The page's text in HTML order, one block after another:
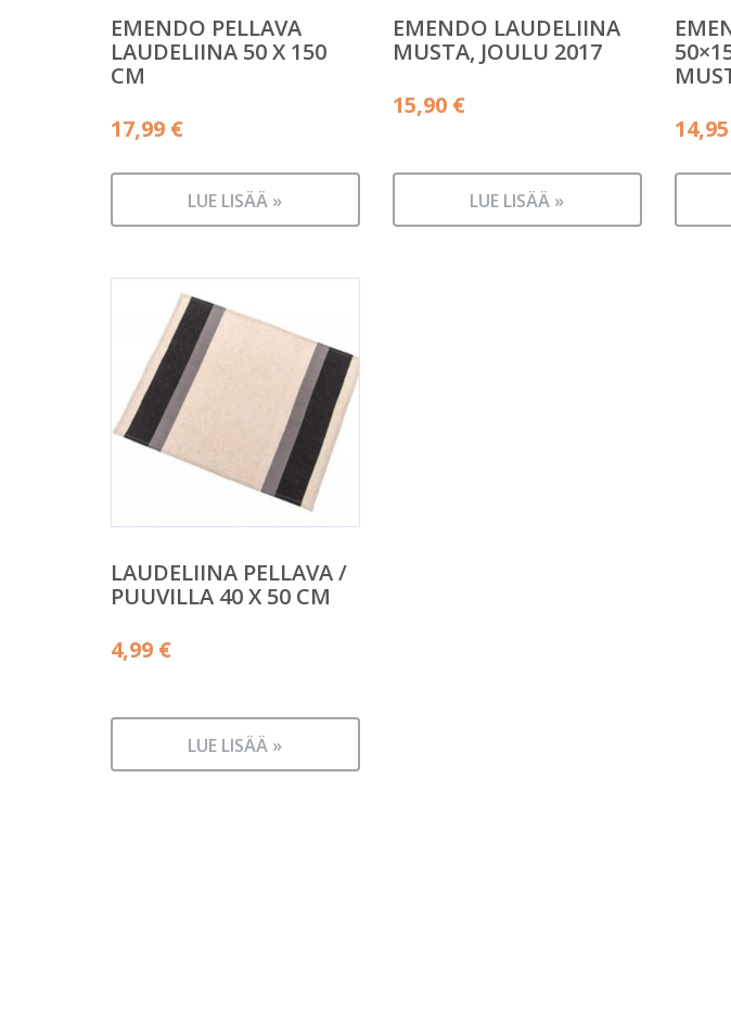
EMENDO PELLAVA
LAUDELIINA 50 X 150
CM
17,99 €
LUE LISÄÄ »
EMENDO LAUDELIINA
MUSTA, JOULU 2017
15,90 €
LUE LISÄÄ »
14,95
LAUDELIINA PELLAVA /
PUUVILLA 40 X 50 CM
4,99 €
LUE LISÄÄ »